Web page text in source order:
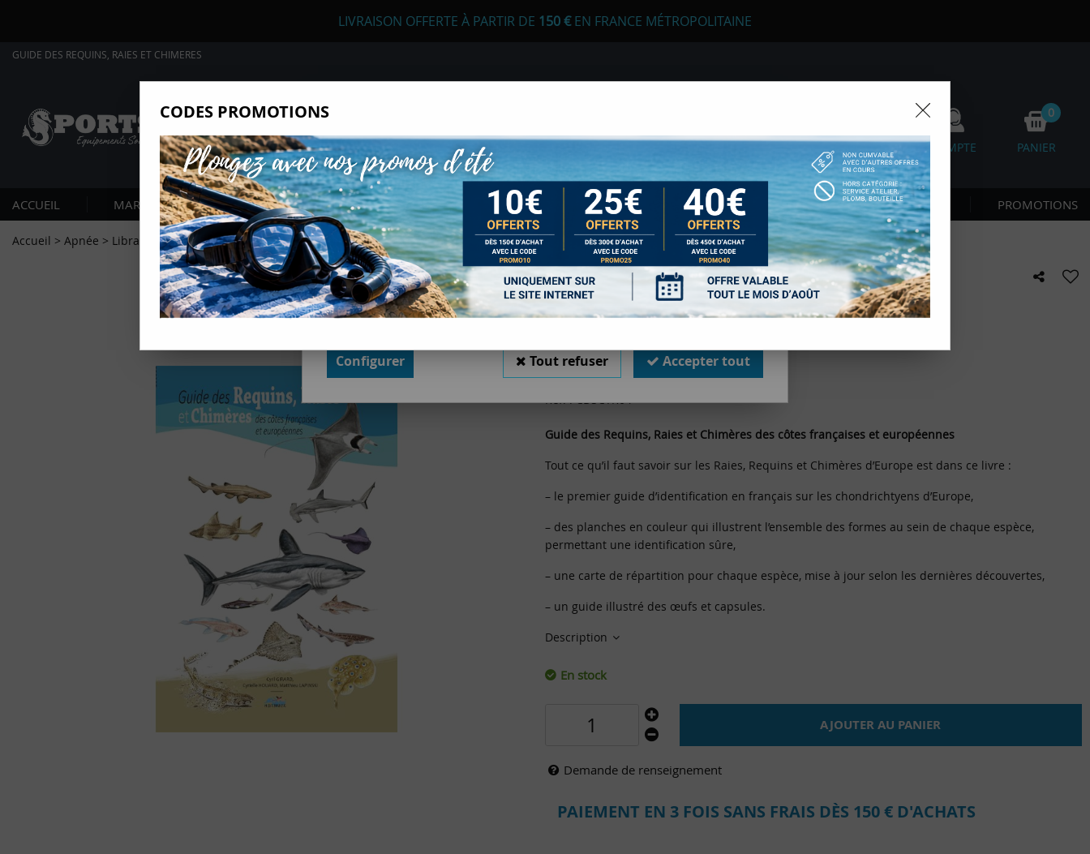
LIVRAISON OFFERTE À PARTIR DE 150 €EN FRANCE MÉTROPOLITAINE
GUIDE DES REQUINS, RAIES ET CHIMERES
FAVORIS COMPTE
0
PANIER
ACCUEIL MARQUES PLONGÉE SOUS-MARINE APNÉE CHASSE SOUS-MARINE LONGE CÔTE & NAGE NOUVEAUTÉS PROMOTIONS
Accueil > Apnée > Librairie >GUIDE DES REQUINS, RAIES ET CHIMERES
GUIDE DES REQUINS, RAIES ET CHIMERES
28,00€ TTC
Réf. :CDSCYR04
Guide des Requins, Raies et Chimères des côtes françaises et européennes
Tout ce qu’il faut savoir sur les Raies, Requins et Chimères d’Europe est dans ce livre :
– le premier guide d’identification en français sur les chondrichtyens d’Europe,
– des planches en couleur qui illustrent l’ensemble des formes au sein de chaque espèce,
permettant une identification sûre,
– une carte de répartition pour chaque espèce, mise à jour selon les dernières découvertes,
– un guide illustré des œufs et capsules.
Description
En stock
AJOUTER AU PANIER
Demande de renseignement
PAIEMENT EN 3 FOIS SANS FRAIS DÈS 150 € D'ACHATS
Nous autorisez-vous à utiliser vos cookies ?
Ils nous seront utiles pour :
Améliorer l'interface et les fonctionnalités du site
Mesurer les campagnes marketing et proposer des mises à jour sur nos
produits
Gérer l'authentification et surveiller les erreurs techniques
Certains cookies sont nécessaires à des fins techniques, ils sont donc dispensés de consentement. D'autres,
non obligatoires, peuvent être utilisés pour la personnalisation des annonces et du contenu, la mesure des
annonces et du contenu, la connaissance de l'audience et le développement de produits, les données de
géolocalisation précises et l'identification par le balayage de l'appareil, le stockage et/ou l'accès aux
informations sur un appareil. Si vous donnez votre consentement, celui-ci sera valable sur l’ensemble des sous-
domaines de Sports Med. Vous disposez de la possibilité de retirer votre consentement à tout moment en
cliquant sur le widget en bas à droite de la page. Pour en savoir plus, consulter notre politique de cookie.
Configurer Tout refuser Accepter tout
CODES PROMOTIONS